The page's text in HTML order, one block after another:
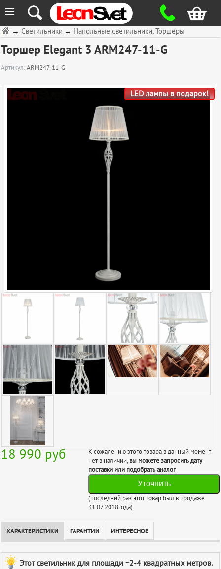
≡
→ Напольные светильники, Торшеры
→ Светильники
Торшер Elegant 3 ARM247-11-G
Артикул:ARM247-11-G
LED лампы в подарок!
18 990 руб
К сожалению этого товара в данный момент
нет в наличии,вы можете запросить дату
поставки или подобрать аналог
Уточнить
(последний раз этот товар был в продаже
31.07.2018года)
ХАРАКТЕРИСТИКИ ГАРАНТИИ ИНТЕРЕСНОЕ
Этот светильник для площади ~2-4 квадратных метров.